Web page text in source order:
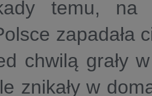
temu, na
zapadała
chwilą grały w
znikały w